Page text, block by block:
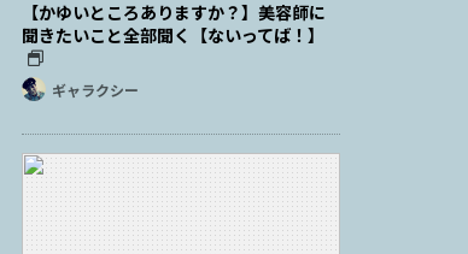
【かゆいところありますか？】美容師に
聞きたいこと全部聞く【ないってば！】
ギャラクシー